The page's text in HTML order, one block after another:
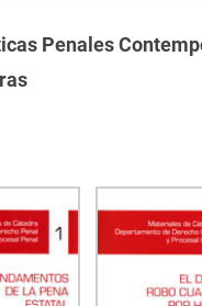
Penales